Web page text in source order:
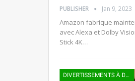
PUBLISHER Jan 9, 2023
Amazon fabrique
avec Alexa et Dolby
Stick 4K…
DIVERTISSEMENTS À DOMICILE